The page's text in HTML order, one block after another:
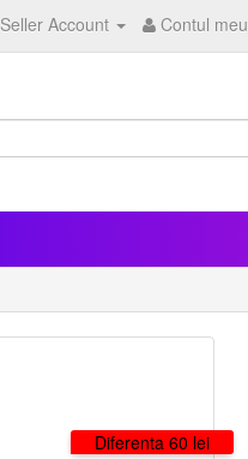
Seller Account Contul meu
Diferenta 60 lei